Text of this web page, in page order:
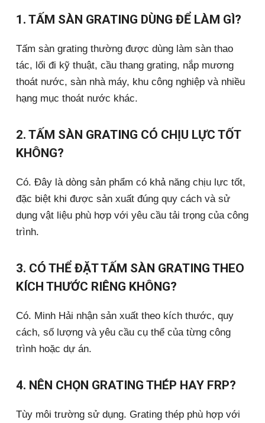
1. TẤM SÀN GRATING DÙNG ĐỂ LÀM GÌ?
Tấm sàn grating thường được dùng làm sàn thao
tác, lối đi kỹ thuật, cầu thang grating, nắp mương
thoát nước, sàn nhà máy, khu công nghiệp và nhiều
hạng mục thoát nước khác.
2. TẤM SÀN GRATING CÓ CHỊU LỰC TỐT
KHÔNG?
Có. Đây là dòng sản phẩm có khả năng chịu lực tốt,
đặc biệt khi được sản xuất đúng quy cách và sử
dụng vật liệu phù hợp với yêu cầu tải trọng của công
trình.
3. CÓ THỂ ĐẶT TẤM SÀN GRATING THEO
KÍCH THƯỚC RIÊNG KHÔNG?
Có. Minh Hải nhận sản xuất theo kích thước, quy
cách, số lượng và yêu cầu cụ thể của từng công
trình hoặc dự án.
4. NÊN CHỌN GRATING THÉP HAY FRP?
Tùy môi trường sử dụng. Grating thép phù hợp với